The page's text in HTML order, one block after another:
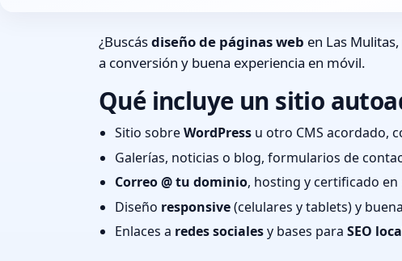
¿Buscásdiseño de páginas web en Las
a conversión y buena experiencia en móvil.
Qué incluye un sitio
Sitio sobreWordPress u otro CMS acordado,
Galerías, noticias o blog, formularios de
Correo @ tu dominio, hosting y certificado
Diseño responsive(celulares y tablets) y
Enlaces a redes socialesy bases para SEO